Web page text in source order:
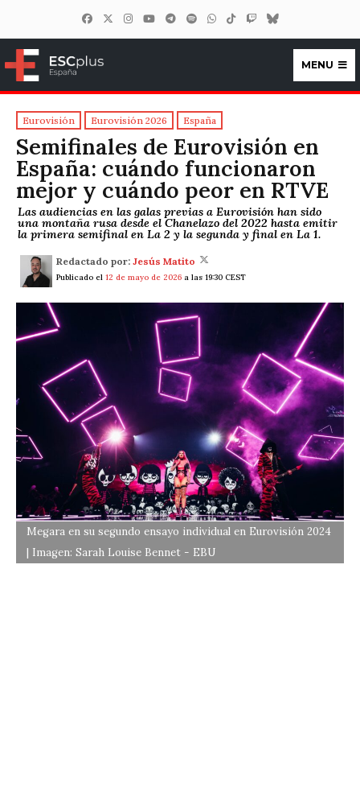
ESCplus España
MENU
Eurovisión Eurovisión 2026 España
Semifinales de Eurovisión en
España: cuándo funcionaron
mejor y cuándo peor en RTVE
Las audiencias en las galas previas a Eurovisión han sido
una montaña rusa desde el Chanelazo del 2022 hasta emitir
la primera semifinal en La 2 y la segunda y final en La 1.
Redactado por: Jesús Matito
Publicado el 12 de mayo de 2026 a las 19:30 CEST
Megara en su segundo ensayo individual en Eurovisión 2024
| Imagen: Sarah Louise Bennet - EBU